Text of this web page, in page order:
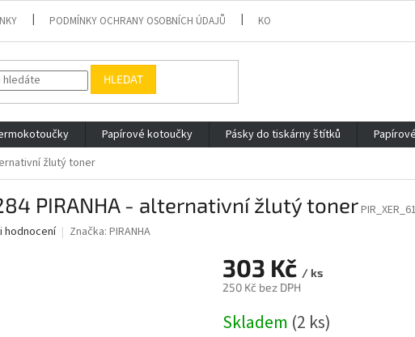
PODMÍNKY OCHRANY OSOBNÍCH ÚDAJŮ KONTAKTY
HLEDAT
Papírové kotoučky Pásky do tiskárny štítků
žlutý toner
PIRANHA - alternativní žlutý toner
hodnocení Značka: PIRANHA
303 Kč / ks
250 Kč bez DPH
cena:
Skladem (2 ks)